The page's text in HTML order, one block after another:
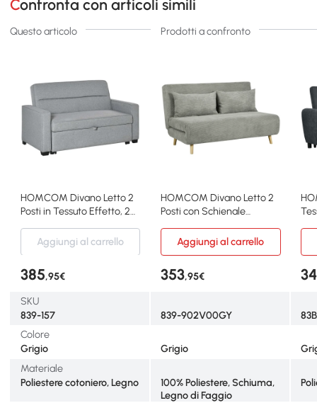
Confronta con articoli simili
Questo articolo Prodotti a confronto
HOMCOM Divano Letto 2
Posti in Tessuto Effetto, 2
HOMCOM Divano Letto 2
Posti con Schienale
Aggiungi al carrello
Aggiungi al carrello
385,95€ 353,95€
SKU
839-157
839-902V00GY
Colore
Grigio
Grigio
Materiale
Poliestere cotoniero, Legno
100% Poliestere, Schiuma,
Legno di Faggio